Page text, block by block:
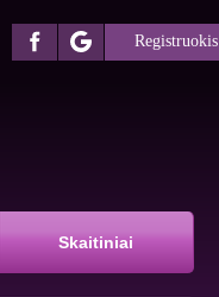
Registruokis
Skaitiniai